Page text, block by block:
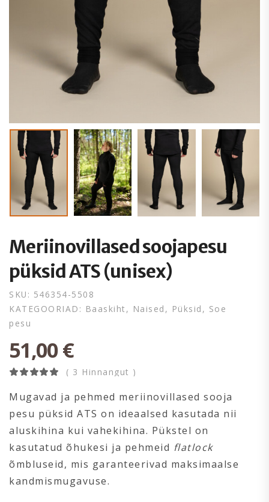
Meriinovillased soojapesu
püksid ATS (unisex)
SKU: 546354-5508
KATEGOORIAD: Baaskiht , Naised , Püksid , Soe
pesu
51,00€
( 3 Hinnangut )
Mugavad ja pehmed meriinovillased sooja
pesu püksid ATS on ideaalsed kasutada nii
aluskihina kui vahekihina. Pükstel on
kasutatud õhukesi ja pehmeid flatlock
õmbluseid, mis garanteerivad maksimaalse
kandmismugavuse.